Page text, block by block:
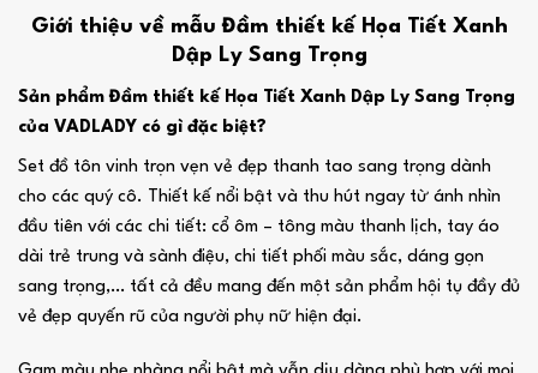
Giới thiệu về mẫu Đầm thiết kế Họa Tiết Xanh
Dập Ly Sang Trọng
Sản phẩm Đầm thiết kế Họa Tiết Xanh Dập Ly Sang Trọng
của VADLADY có gì đặc biệt?
Set đồ tôn vinh trọn vẹn vẻ đẹp thanh tao sang trọng dành
cho các quý cô. Thiết kế nổi bật và thu hút ngay từ ánh nhìn
đầu tiên với các chi tiết: cổ ôm – tông màu thanh lịch, tay áo
dài trẻ trung và sành điệu, chi tiết phối màu sắc, dáng gọn
sang trọng,… tất cả đều mang đến một sản phẩm hội tụ đầy đủ
vẻ đẹp quyến rũ của người phụ nữ hiện đại.